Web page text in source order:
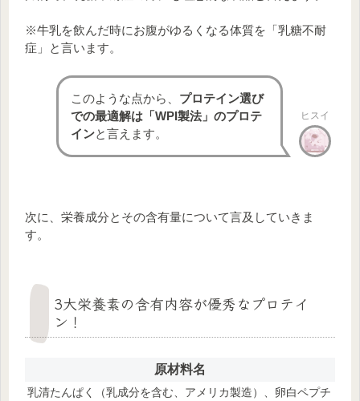
※牛乳を飲んだ時にお腹がゆるくなる体質を「乳糖不耐
症」と言います。
このような点から、 プロテイン選び
での最適解は「WPI製法」のプロテ
インと言えます。
ヒスイ
次に、栄養成分とその含有量について言及していきま
す。
3大栄養素の含有内容が優秀なプロテイ
ン！
原材料名
乳清たんぱく（乳成分を含む、アメリカ製造）、卵白ペプチ